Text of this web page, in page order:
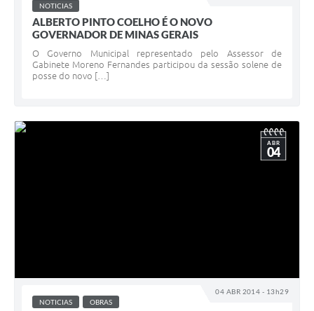
NOTICIAS
ALBERTO PINTO COELHO É O NOVO
GOVERNADOR DE MINAS GERAIS
O Governo Municipal representado pelo Assessor de
Gabinete Moreno Fernandes participou da sessão solene de
posse do novo […]
04 ABR 2014 - 13h29
ABR
04
NOTICIAS OBRAS